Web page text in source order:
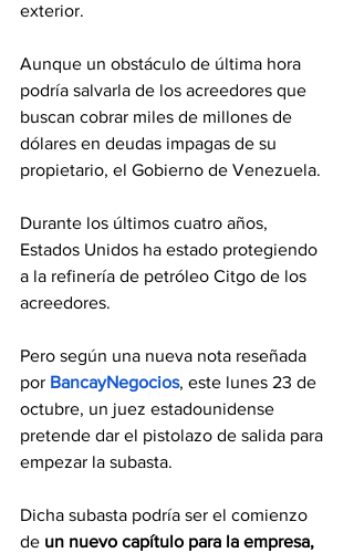
exterior.
Aunque un obstáculo de última hora
podría salvarla de los acreedores que
buscan cobrar miles de millones de
dólares en deudas impagas de su
propietario, el Gobierno de Venezuela.
Durante los últimos cuatro años,
Estados Unidos ha estado protegiendo
a la refinería de petróleo Citgo de los
acreedores.
Pero según una nueva nota reseñada
por BancayNegocios, este lunes 23 de
octubre, un juez estadounidense
pretende dar el pistolazo de salida para
empezar la subasta.
Dicha subasta podría ser el comienzo
de un nuevo capítulo para la empresa,